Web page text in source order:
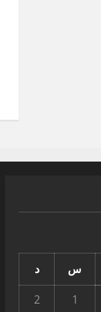
س
د
1
2